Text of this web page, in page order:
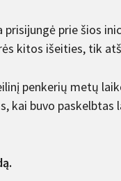
prie šios
kitos išeities, tik
penkerių metų
kai buvo